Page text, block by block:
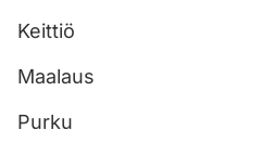
Keittiö
Maalaus
Purku